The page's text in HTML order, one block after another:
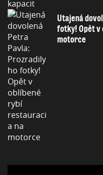
Utajená
fotky! Opět
motorce